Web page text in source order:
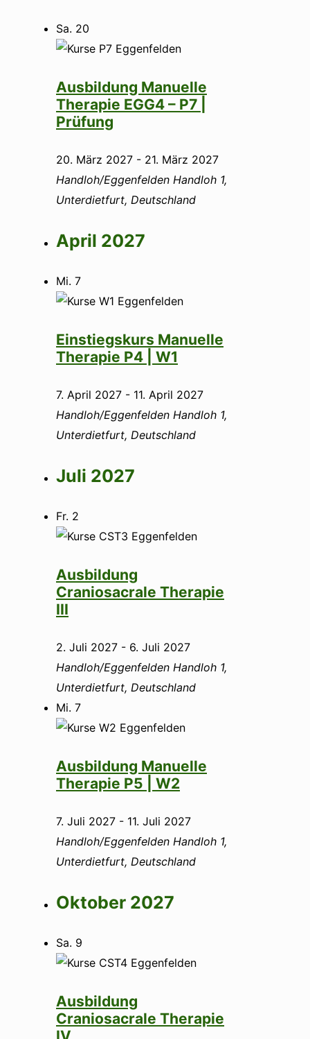
Sa. 20
Ausbildung Manuelle
Therapie EGG4 – P7 |
Prüfung
20. März 2027 - 21. März 2027
Handloh/Eggenfelden Handloh 1,
Unterdietfurt, Deutschland
April 2027
Mi. 7
Einstiegskurs Manuelle
Therapie P4 | W1
7. April 2027 - 11. April 2027
Handloh/Eggenfelden Handloh 1,
Unterdietfurt, Deutschland
Juli 2027
Fr. 2
Ausbildung
Craniosacrale Therapie
III
2. Juli 2027 - 6. Juli 2027
Handloh/Eggenfelden Handloh 1,
Unterdietfurt, Deutschland
Mi. 7
Ausbildung Manuelle
Therapie P5 | W2
7. Juli 2027 - 11. Juli 2027
Handloh/Eggenfelden Handloh 1,
Unterdietfurt, Deutschland
Oktober 2027
Sa. 9
Ausbildung
Craniosacrale Therapie